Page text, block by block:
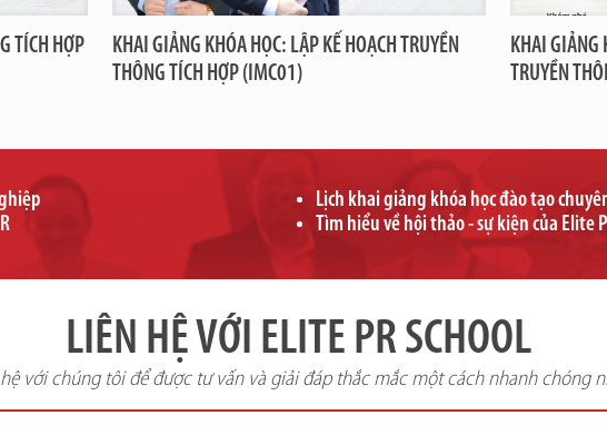
TÍCH HỢP
KHAI GIẢNG KHÓA HỌC: LẬP KẾ HOẠCH TRUYỀN
THÔNG TÍCH HỢP (IMC01)
KHAI GIẢNG
TRUYỀN
Lịch khai giảng khóa học đào tạo
Tìm hiểu về hội thảo - sự kiện của Elite
LIÊN HỆ VỚI ELITE PR SCHOOL
với chúng tôi để được tư vấn và giải đáp thắc mắc một cách nhanh chóng